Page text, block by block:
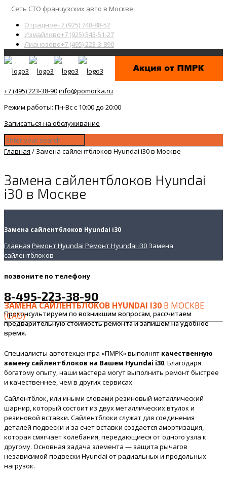
Сеть СТО французских авто в Москве:
Отрадное+7 (925) 748-88-52
Измайлово+7 (925) 543-51-27
Лианозово+7 (495) 223-3-890
+7 (495) 223-38-90info@pomorka.ru
Режим работы: Пн-Вс с 10:00 до 20:00
Записаться на обслуживание
Главная / Замена сайлентблоков Hyundai i30 в Москве
Замена сайлентблоков Hyundai
i30 в Москве
Замена сайлентблоков Hyundai i30
Главная Ремонт Hyundai Ремонт Hyundai i30 Замена
сайлентблоков
позвоните по телефону
8-495-223-38-90
Проконсультируем по возникшим вопросам, рассчитаем
предварительную стоимость ремонта и запишем на удобное
время.
ЗАМЕНА САЙЛЕНТБЛОКОВ HYUNDAI I30 В МОСКВЕ
(САО)
Специалисты автотехцентра «ПМРК» выполнят качественную
замену сайлентблоков на Вашем Hyundai i30. Благодаря
богатому опыту, наши мастера могут выполнить ремонт быстрее
и качественнее, чем в других сервисах.
Сайлентблок, или иными словами резиновый металлический
шарнир, который состоит из двух металлических втулок и
резиновой вставки. Сайлентблоки служат для соединения
деталей подвески и за счет вставки создается амортизация,
которая смягчает колебания, передающиеся от одного узла к
другому. Основная задача элемента — защита рычагов
независимой подвески Hyundai от радиальных и продольных
нагрузок.